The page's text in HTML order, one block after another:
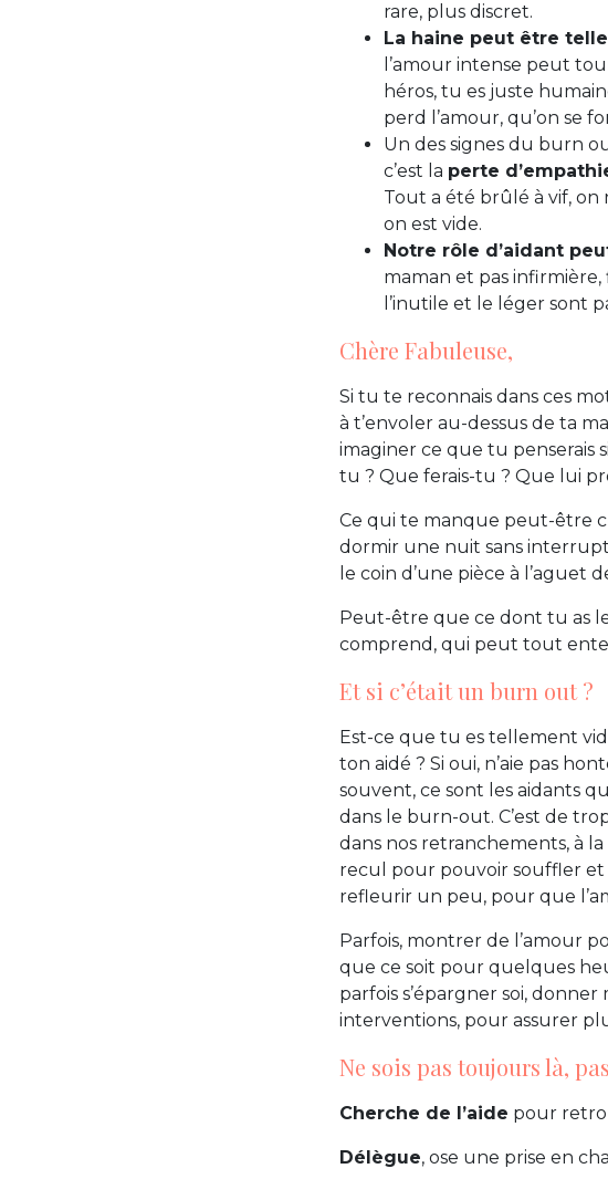
rare, plus discret.
La haine peut être
l’amour intense peut
héros, tu es juste
perd l’amour, qu’on se
Un des signes du burn
c’est la perte
Tout a été brûlé à vif, on
on est vide.
Notre rôle d’aidant
maman et pas
l’inutile et le léger sont
Chère Fabuleuse,
Si tu te reconnais dans ces
à t’envoler au-dessus de ta
imaginer ce que tu penserais
tu ? Que ferais-tu ? Que lui
Ce qui te manque peut-être
dormir une nuit sans
le coin d’une pièce à l’aguet
Peut-être que ce dont tu as
comprend, qui peut tout
Et si c’était un burn out ?
Est-ce que tu es tellement
ton aidé ? Si oui, n’aie pas
souvent, ce sont les aidants
dans le burn-out. C’est de
dans nos retranchements, à
recul pour pouvoir souffler et
refleurir un peu, pour que
Parfois, montrer de l’amour
que ce soit pour quelques
parfois s’épargner soi,
interventions, pour assurer
Ne sois pas toujours là,
Cherche de l’aide pour
Délègue, ose une prise en